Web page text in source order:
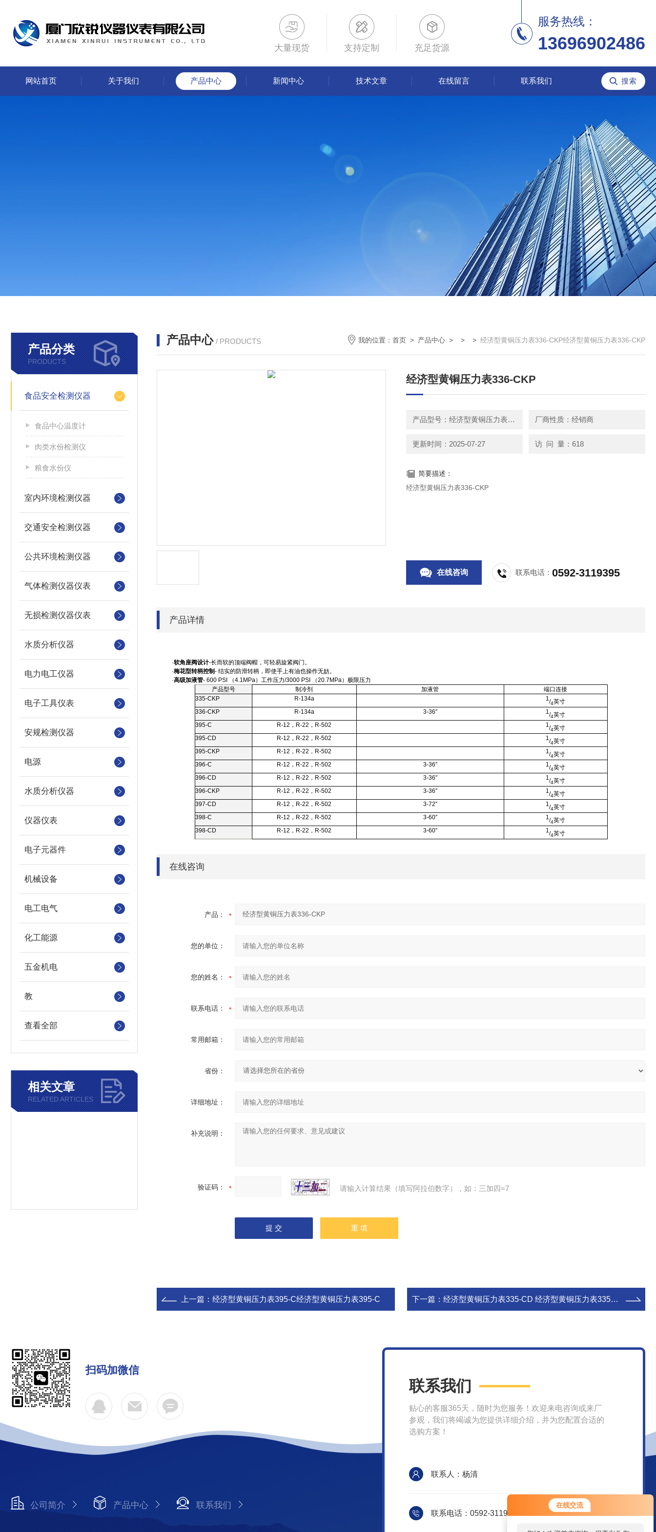
在线交流
大量现货 支持定制 充足货源
服务热线：
13696902486
网站首页 关于我们 产品中心 新闻中心 技术文章 在线留言 联系我们
产品分类
PRODUCTS
食品安全检测仪器
食品中心温度计
肉类水份检测仪
粮食水份仪
室内环境检测仪器
交通安全检测仪器
公共环境检测仪器
气体检测仪器仪表
无损检测仪器仪表
水质分析仪器
电力电工仪器
电子工具仪表
安规检测仪器
电源
水质分析仪器
仪器仪表
电子元器件
机械设备
电工电气
化工能源
五金机电
教
查看全部
相关文章
RELATED ARTICLES
产品中心 / PRODUCTS 我的位置： 首页 > 产品中心 > > > 经济型黄铜压力表336-CKP经济型黄铜压力表336-CKP
经济型黄铜压力表336-CKP
产品型号：经济型黄铜压力表336-CKP 厂商性质：经销商
更新时间：2025-07-27 访 问 量：618
简要描述：
经济型黄铜压力表336-CKP
在线咨询 联系电话：0592-3119395
产品详情
·软角座阀设计-长而软的顶端阀帽，可轻易旋紧阀门。
·梅花型转柄控制- 结实的防滑转柄，即使手上有油也操作无妨。
·高级加液管- 600 PSI （4.1MPa）工作压力/3000 PSI （20.7MPa）极限压力
产品型号
制冷剂 加液管
端口连接
335-CKP
R-134a 1/4英寸
336-CKP
R-134a 3-36″ 1/4英寸
395-C
R-12 ，R-22，R-502 1/4英寸
395-CD
R-12 ，R-22，R-502 1/4英寸
395-CKP
R-12 ，R-22，R-502 1/4英寸
396-C
R-12 ，R-22，R-502 3-36″ 1/4英寸
396-CD
R-12 ，R-22，R-502 3-36″ 1/4英寸
396-CKP
R-12 ，R-22，R-502 3-36″ 1/4英寸
397-CD
R-12 ，R-22，R-502 3-72″ 1/4英寸
398-C
R-12 ，R-22，R-502 3-60″ 1/4英寸
398-CD
R-12 ，R-22，R-502 3-60″ 1/4英寸
在线咨询
产品：
您的单位：
您的姓名：
联系电话：
常用邮箱：
省份：
详细地址：
补充说明：
验证码： 请输入计算结果（填写阿拉伯数字），如：三加四=7
上一篇： 经济型黄铜压力表395-C经济型黄铜压力表395-C 下一篇： 经济型黄铜压力表335-CD 经济型黄铜压力表335-CD
扫码加微信
公司简介 产品中心 联系我们
联系我们
贴心的客服365天，随时为您服务！欢迎来电咨询或来厂
参观，我们将竭诚为您提供详细介绍，并为您配置合适的
选购方案！
联系人：杨清
联系电话：0592-3119395